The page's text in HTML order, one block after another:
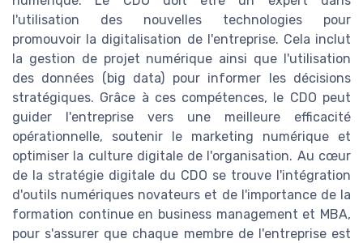
l'utilisation des nouvelles technologies pour
promouvoir la digitalisation de l'entreprise. Cela inclut
la gestion de projet numérique ainsi que l'utilisation
des données (big data) pour informer les décisions
stratégiques. Grâce à ces compétences, le CDO peut
guider l'entreprise vers une meilleure efficacité
opérationnelle, soutenir le marketing numérique et
optimiser la culture digitale de l'organisation. Au cœur
de la stratégie digitale du CDO se trouve l'intégration
d'outils numériques novateurs et de l'importance de la
formation continue en business management et MBA,
pour s'assurer que chaque membre de l'entreprise est